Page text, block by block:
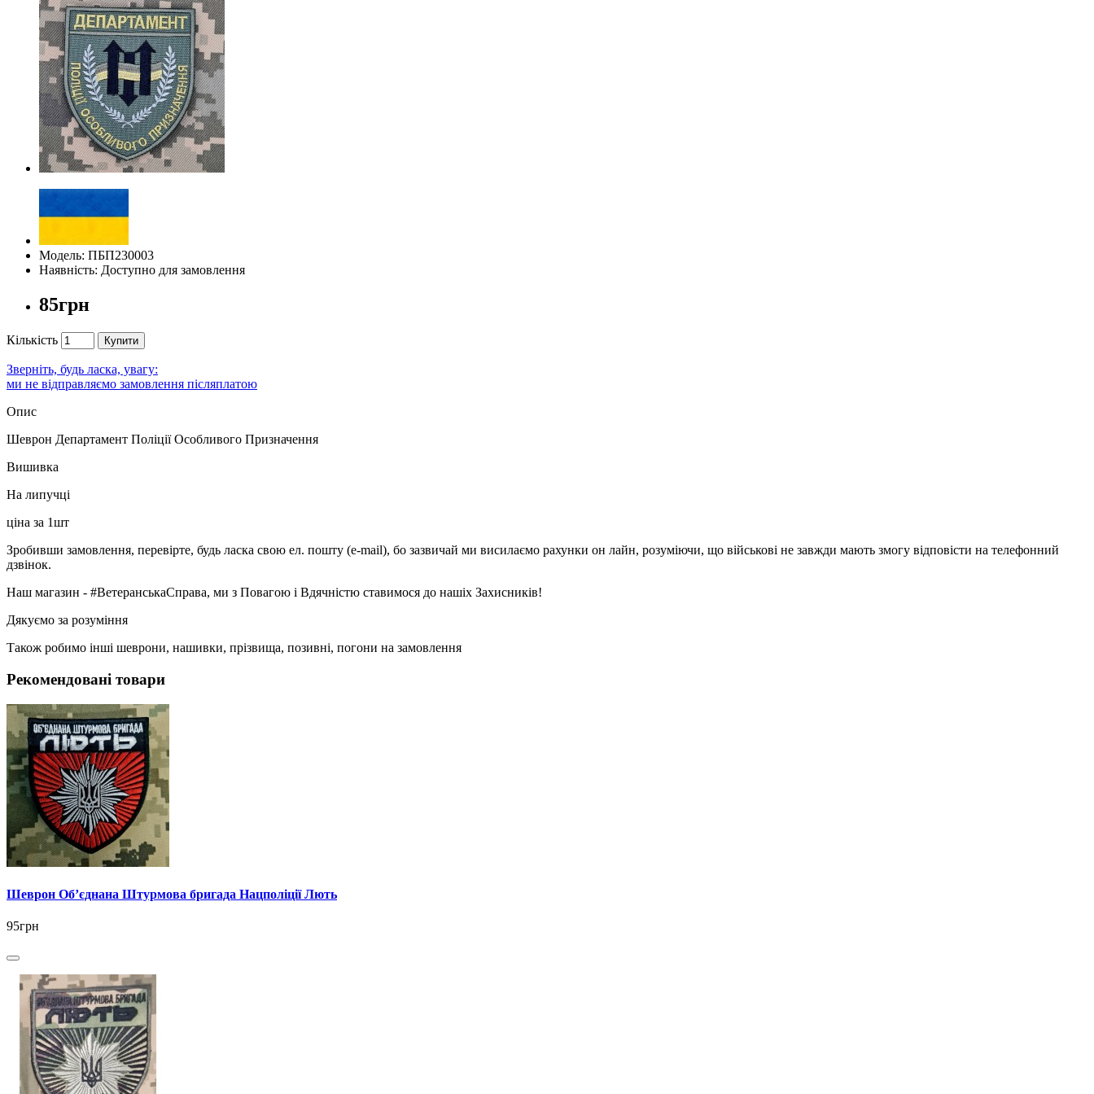
Модель: ПБП230003
Наявність: Доступно для замовлення
85грн
Кількість Купити
Зверніть, будь ласка, увагу:
ми не відправляємо замовлення післяплатою
Опис
Шеврон Департамент Поліції Особливого Призначення
Вишивка
На липучці
ціна за 1шт
Зробивши замовлення, перевірте, будь ласка свою ел. пошту (e-mail), бо зазвичай ми висилаємо рахунки он лайн, розуміючи, що військові не завжди мають змогу відповісти на телефонний
дзвінок.
Наш магазин - #ВетеранськаСправа, ми з Повагою і Вдячністю ставимося до нашіх Захисників!
Дякуємо за розуміння
Також робимо інші шеврони, нашивки, прізвища, позивні, погони на замовлення
Рекомендовані товари
Шеврон Об’єднана Штурмова бригада Нацполіції Лють
95грн